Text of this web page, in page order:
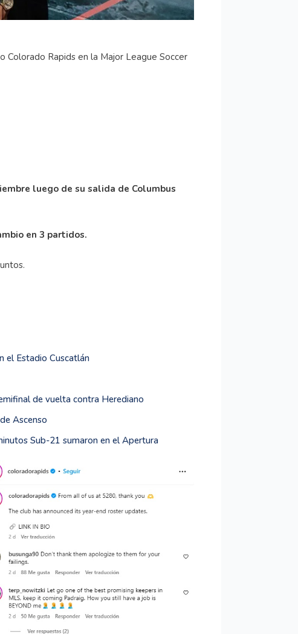
Colorado Rapids en la Major League Soccer
luego de su salida de Columbus
en 3 partidos.
el Estadio Cuscatlán
de vuelta contra Herediano
Ascenso
Sub-21 sumaron en el Apertura